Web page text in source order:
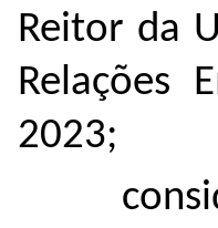
Reitor da
Relações
2023;